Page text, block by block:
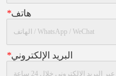
*هاتف
*البريد الإلكتروني